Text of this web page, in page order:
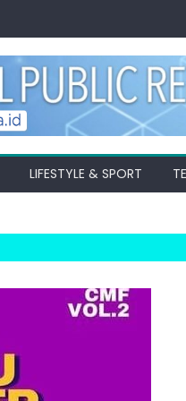
LIFESTYLE & SPORT